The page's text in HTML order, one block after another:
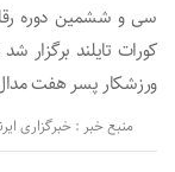
ورزشکار پسر هفت
منبع خبر : خبرگزاری